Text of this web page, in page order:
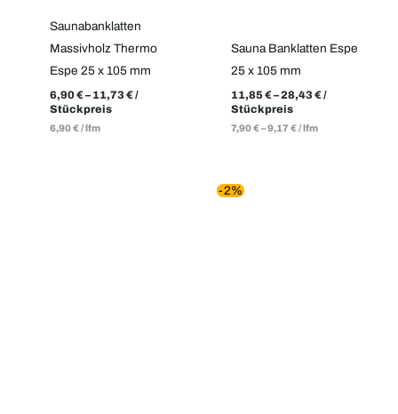
Saunabanklatten
Massivholz Thermo
Espe 25 x 105 mm
6,90€–11,73€/
Stückpreis
6,90€/ lfm
Sauna Banklatten Espe
25 x 105 mm
11,85€–28,43€/
Stückpreis
7,90€–9,17€/ lfm
-2%